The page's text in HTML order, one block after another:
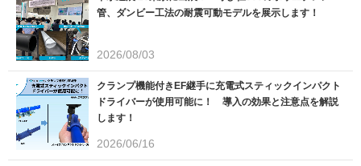
管、ダンビー工法の耐震可動モデルを展示します！
2026/08/03
クランプ機能付きEF継手に充電式スティックインパクト
ドライバーが使用可能に！ 導入の効果と注意点を解説
します！
2026/06/16